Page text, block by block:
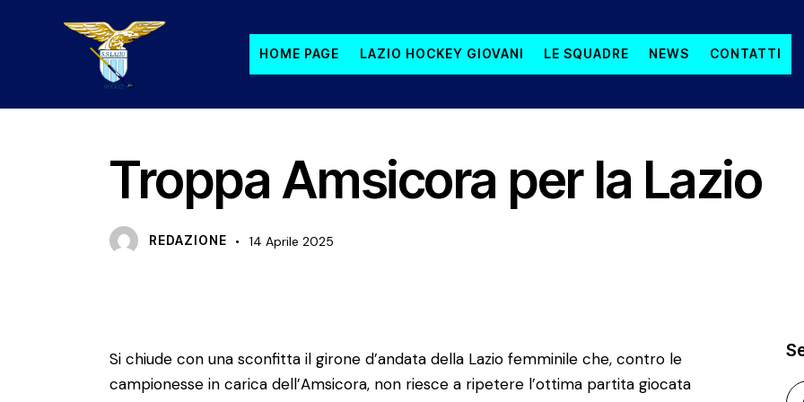
HOME PAGE LAZIO HOCKEY GIOVANI LE SQUADRE NEWS CONTATTI
Troppa Amsicora per la Lazio
REDAZIONE 14 Aprile 2025
Si chiude con una sconfitta il girone d’andata della Lazio femminile che, contro le
campionesse in carica dell’Amsicora, non riesce a ripetere l’ottima partita giocata